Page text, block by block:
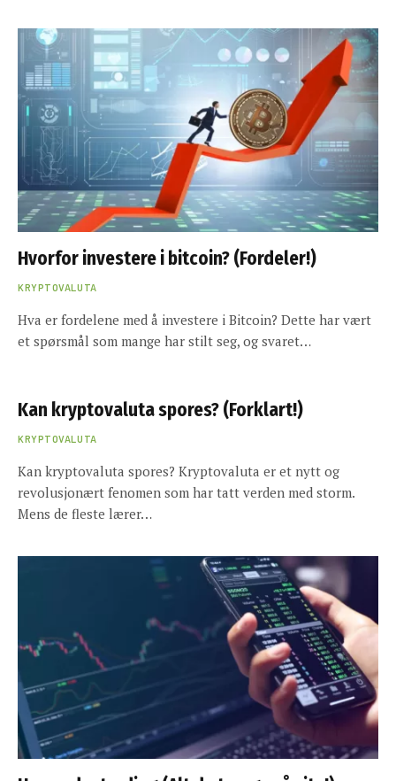
Hvorfor investere i bitcoin? (Fordeler!)
KRYPTOVALUTA
Hva er fordelene med å investere i Bitcoin? Dette har vært
et spørsmål som mange har stilt seg, og svaret…
Kan kryptovaluta spores? (Forklart!)
KRYPTOVALUTA
Kan kryptovaluta spores? Kryptovaluta er et nytt og
revolusjonært fenomen som har tatt verden med storm.
Mens de fleste lærer…